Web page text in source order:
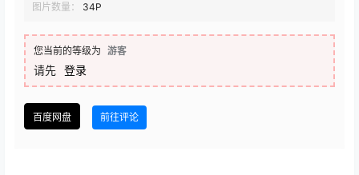
图片数量：
34P
您当前的等级为 游客
请先 登录
百度网盘 前往评论